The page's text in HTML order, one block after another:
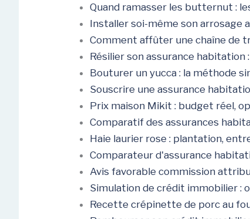
Quand ramasser les butternut :
Installer soi-même son arrosage
Comment affûter une chaîne de
Résilier son assurance habitation
Bouturer un yucca : la méthode
Souscrire une assurance
Prix maison Mikit : budget réel,
Comparatif des assurances
Haie laurier rose : plantation,
Comparateur d'assurance
Avis favorable commission
Simulation de crédit immobilier
Recette crépinette de porc au